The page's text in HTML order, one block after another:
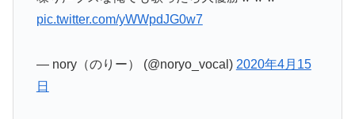
pic.twitter.com/yWWpdJG0w7
— nory（のりー） (@noryo_vocal) 2020年4月15
日